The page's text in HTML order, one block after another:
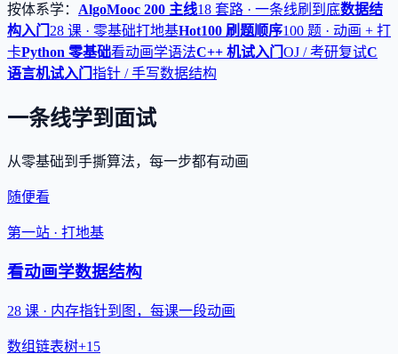
按体系学： AlgoMooc 200 主线18 套路 · 一条线刷到底数据结
构入门 28 课 · 零基础打地基Hot100 刷题顺序100 题 · 动画 + 打
卡Python 零基础看动画学语法C++ 机试入门 OJ / 考研复试C
语言机试入门 指针 / 手写数据结构
一条线学到面试
从零基础到手撕算法，每一步都有动画
随便看
第一站 · 打地基
看动画学数据结构
28 课 · 内存指针到图，每课一段动画
数组链表树+15